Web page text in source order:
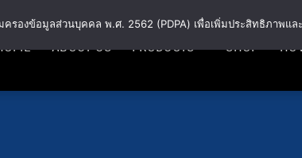
ABOUT US PRODUCTS SHOP
ครองข้อมูลส่วนบุคคล พ.ศ. 2562 (PDPA) เพื่อเพิ่มประสิทธิภาพแ